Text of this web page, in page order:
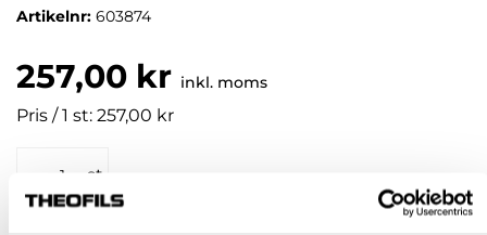
Artikelnr: 603874
257,00 kr inkl. moms
Pris / 1 st: 257,00 kr
st